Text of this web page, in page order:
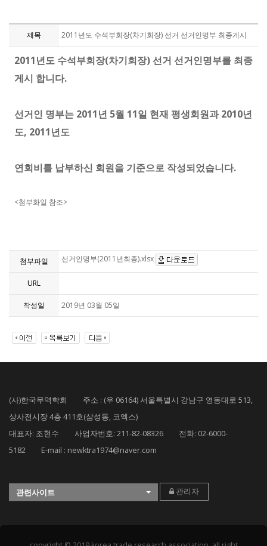
제목 2011년도 수석부회장(차기회장) 선거 선거인명부 최종게시
2011년도 수석부회장(차기회장) 선거 선거인명부를 최종
게시 합니다.
선거인 명부는 2011년 5월 11일 현재 평생회원과 2010년
도, 2011년도
연회비를 납부하신 회원을 기준으로 작성되었습니다.
<첨부화일 참조>
첨부파일 선거인명부(2011년최종).xlsx
URL
작성일 2019년 03월 05일
(사)한국무역학회 주소 : (우 06164) 서울특별시 강남구 영동대로 513,
상사전시장 4층 411호(삼성동, 코엑스)
대표자: 조현수 사업자번호: 211-82-08326 전화: 02-6000-
5182 E-mail : newktra1974@naver.com
관련사이트 관리자